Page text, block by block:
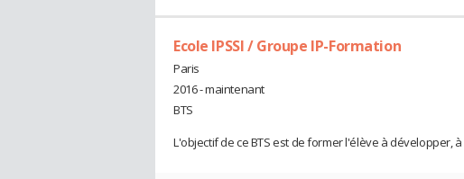
Ecole IPSSI / Groupe IP-Formation
Paris
2016 - maintenant
BTS
L'objectif de ce BTS est de former l'élève à développer,